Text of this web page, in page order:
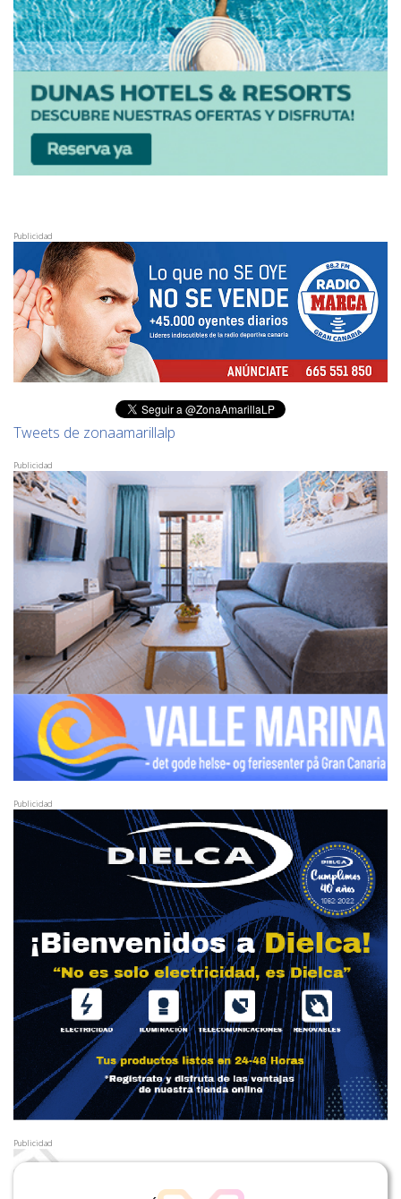
Publicidad
Tweets de zonaamarillalp
Publicidad
Publicidad
Publicidad